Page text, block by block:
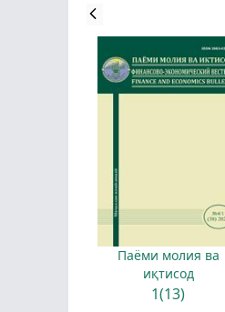
Паёми молия ва
иқтисод
1(13)